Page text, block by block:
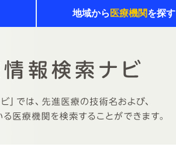
地域から 医療機関を探す